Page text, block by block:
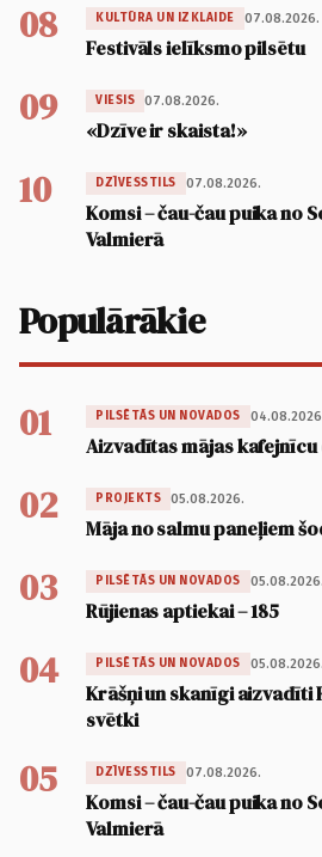
08 KULTŪRA UN IZKLAIDE 07.08.2026.
Festivāls ielīksmo pilsētu
09 VIESIS 07.08.2026.
«Dzīve ir skaista!»
10 DZĪVESSTILS 07.08.2026.
Komsi – čau-čau puika no
Valmierā
Populārākie
01 PILSĒTĀS UN NOVADOS
Aizvadītas mājas kafejnīcu
02 PROJEKTS 05.08.2026.
Māja no salmu paneļiem
03 PILSĒTĀS UN NOVADOS 05.08.2026.
Rūjienas aptiekai – 185
04 PILSĒTĀS UN NOVADOS 05.08.2026.
Krāšņi un skanīgi aizvadīti
svētki
05 DZĪVESSTILS 07.08.2026.
Komsi – čau-čau puika no
Valmierā